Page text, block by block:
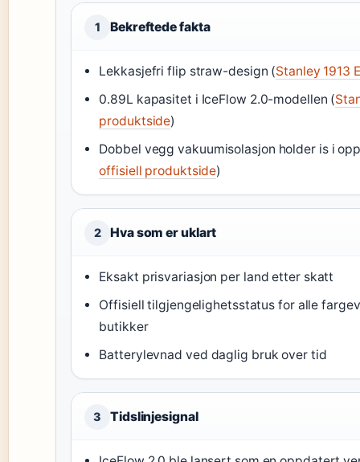
1 Bekreftede fakta
Lekkasjefri flip straw-design (Stanley 1913
0.89L kapasitet i IceFlow 2.0-modellen (
produktside)
Dobbel vegg vakuumisolasjon holder is i
offisiell produktside)
2 Hva som er uklart
Eksakt prisvariasjon per land etter skatt
Offisiell tilgjengelighetsstatus for alle
butikker
Batterylevnad ved daglig bruk over tid
3 Tidslinjesignal